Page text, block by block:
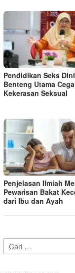
Pendidikan Seks
Benteng Utama
Kekerasan Seksual
Penjelasan Ilmiah
Pewarisan Bakat
dari Ibu dan Ayah
Cari
untuk: